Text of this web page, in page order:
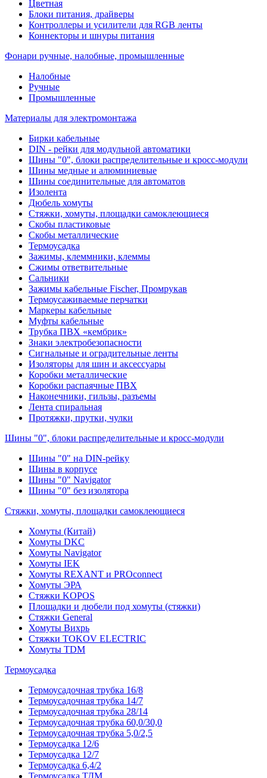
Цветная
Блоки питания, драйверы
Контроллеры и усилители для RGB ленты
Коннекторы и шнуры питания
Фонари ручные, налобные, промышленные
Налобные
Ручные
Промышленные
Материалы для электромонтажа
Бирки кабельные
DIN - рейки для модульной автоматики
Шины "0", блоки распределительные и кросс-модули
Шины медные и алюминиевые
Шины соединительные для автоматов
Изолента
Дюбель хомуты
Стяжки, хомуты, площадки самоклеющиеся
Скобы пластиковые
Скобы металлические
Термоусадка
Зажимы, клеммники, клеммы
Сжимы ответвительные
Сальники
Зажимы кабельные Fischer, Промрукав
Термоусаживаемые перчатки
Маркеры кабельные
Муфты кабельные
Трубка ПВХ «кембрик»
Знаки электробезопасности
Сигнальные и оградительные ленты
Изоляторы для шин и аксессуары
Коробки металлические
Коробки распаячные ПВХ
Наконечники, гильзы, разъемы
Лента спиральная
Протяжки, прутки, чулки
Шины "0", блоки распределительные и кросс-модули
Шины "0" на DIN-рейку
Шины в корпусе
Шины "0" Navigator
Шины "0" без изолятора
Стяжки, хомуты, площадки самоклеющиеся
Хомуты (Китай)
Хомуты DKC
Хомуты Navigator
Хомуты IEK
Хомуты REXANT и PROconnect
Хомуты ЭРА
Стяжки KOPOS
Площадки и дюбели под хомуты (стяжки)
Стяжки General
Хомуты Вихрь
Стяжки TOKOV ELECTRIC
Хомуты TDM
Термоусадка
Термоусадочная трубка 16/8
Термоусадочная трубка 14/7
Термоусадочная трубка 28/14
Термоусадочная трубка 60,0/30,0
Термоусадочная трубка 5,0/2,5
Термоусадка 12/6
Термоусадка 12/7
Термоусадка 6,4/2
Термоусадка ТДМ